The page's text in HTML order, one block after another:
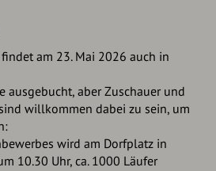
am 23. Mai 2026 auch in
aber Zuschauer und
willkommen dabei zu sein, um
wird am Dorfplatz in
10.30 Uhr, ca. 1000 Läufer